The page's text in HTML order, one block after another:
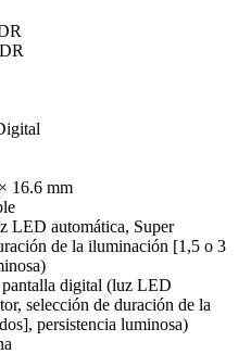
16.6 mm
LED automática, Super
de la iluminación [1,5 o 3
digital (luz LED
selección de duración de la
persistencia luminosa)